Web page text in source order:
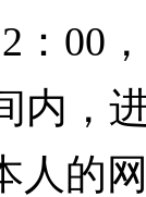
：00
，
人的